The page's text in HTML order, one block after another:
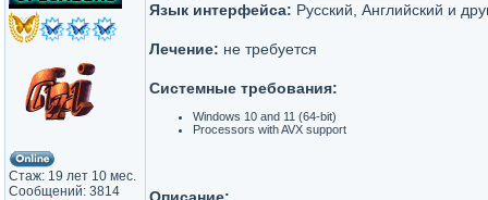
Стаж: 19 лет 10 мес.
Сообщений: 3814
Язык интерфейса: Русский, Английский и
Лечение: не требуется
Системные требования:
Windows 10 and 11 (64-bit)
Processors with AVX support